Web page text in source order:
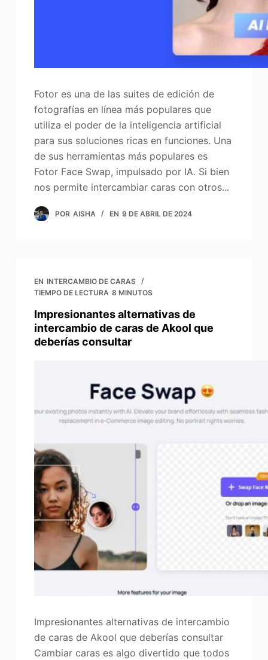
Fotor es una de las suites de edición de
fotografías en línea más populares que
utiliza el poder de la inteligencia artificial
para sus soluciones ricas en funciones. Una
de sus herramientas más populares es
Fotor Face Swap, impulsado por IA. Si bien
nos permite intercambiar caras con otros...
POR AISHA EN 9 DE ABRIL DE 2024
EN INTERCAMBIO DE CARAS
TIEMPO DE LECTURA 8 MINUTOS
Impresionantes alternativas de
intercambio de caras de Akool que
deberías consultar
Impresionantes alternativas de intercambio
de caras de Akool que deberías consultar
Cambiar caras es algo divertido que todos